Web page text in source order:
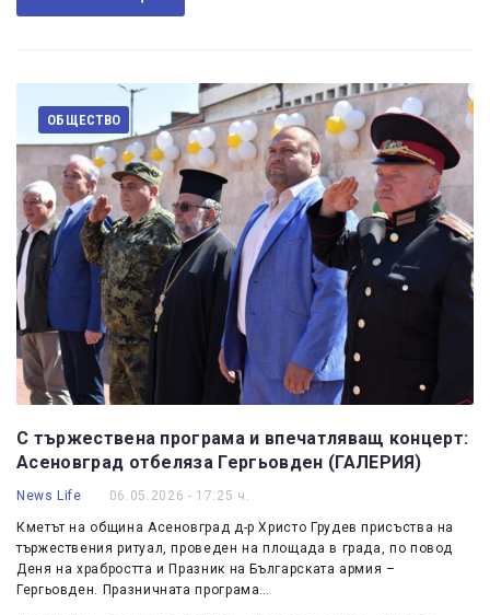
ОБЩЕСТВО
С тържествена програма и впечатляващ концерт:
Асеновград отбеляза Гергьовден (ГАЛЕРИЯ)
News Life 06.05.2026 - 17:25 ч.
Кметът на община Асеновград д-р Христо Грудев присъства на
тържествения ритуал, проведен на площада в града, по повод
Деня на храбростта и Празник на Българската армия –
Гергьовден. Празничната програма…